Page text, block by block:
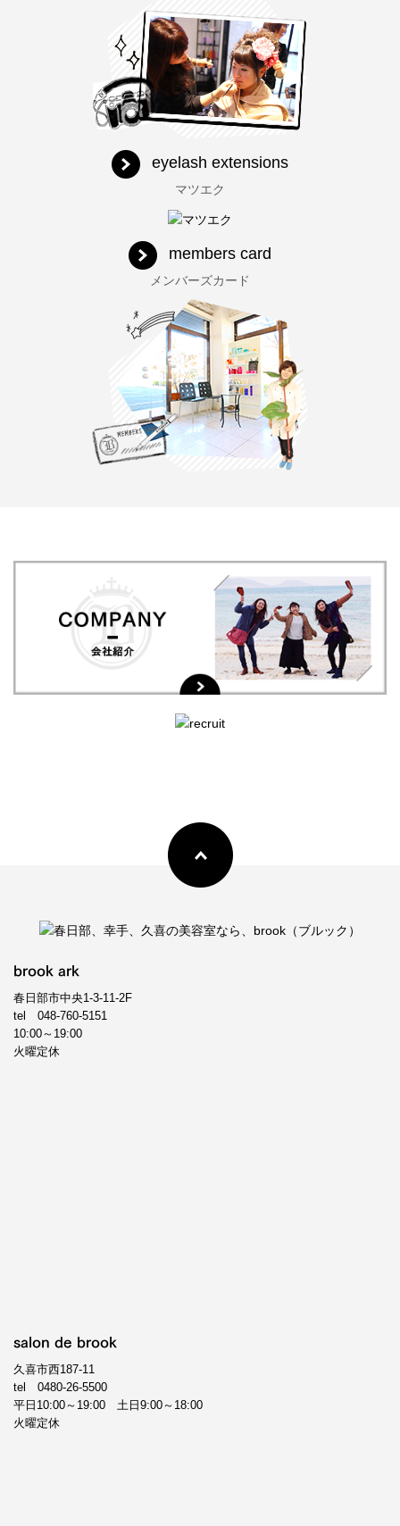
eyelash extensions
マツエク
members card
メンバーズカード
brook ark
春日部市中央1-3-11-2F
tel 048-760-5151
10:00～19:00
火曜定休
salon de brook
久喜市西187-11
tel 0480-26-5500
平日10:00～19:00 土日9:00～18:00
火曜定休